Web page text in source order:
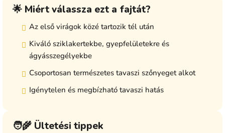
🌟 Miért válassza ezt a fajtát?
Az első virágok közé tartozik tél után
Kiváló sziklakertekbe, gyepfelületekre és
ágyásszegélyekbe
Csoportosan természetes tavaszi szőnyeget alkot
Igénytelen és megbízható tavaszi hatás
🧑‍🌾 Ültetési tippek